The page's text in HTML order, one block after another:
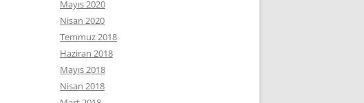
Mayıs 2020
Nisan 2020
Temmuz 2018
Haziran 2018
Mayıs 2018
Nisan 2018